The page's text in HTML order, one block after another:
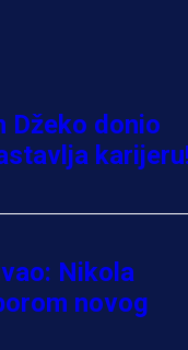
Džeko donio
Nikola
novog